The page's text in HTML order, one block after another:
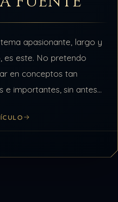
tema apasionante, largo y
es este. No pretendo
en conceptos tan
e importantes, sin antes
las ideas y confundir